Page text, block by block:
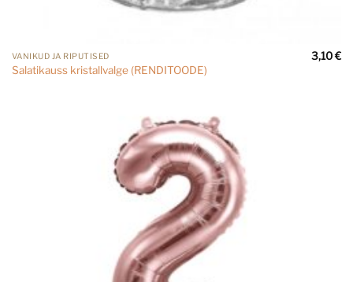
VANIKUD JA RIPUTISED
Salatikauss kristallvalge (RENDITOODE)
3,10€